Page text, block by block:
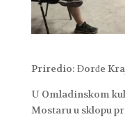
Priredio: Đorđe
U Omladinskom
Mostaru u sklopu